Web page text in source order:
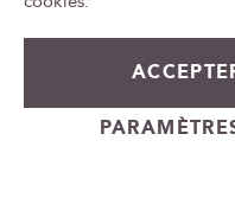
+
-
e
e
Cadeauvin.fr - ©